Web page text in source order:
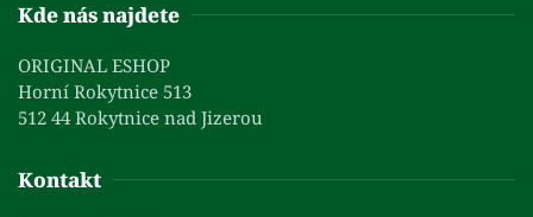
Kde nás najdete
ORIGINAL ESHOP
Horní Rokytnice 513
512 44 Rokytnice nad Jizerou
Kontakt